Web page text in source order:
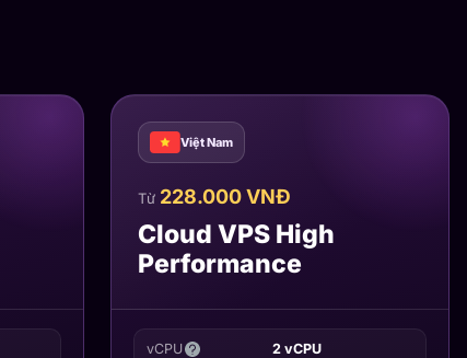
Việt Nam
Từ 228.000 VNĐ
Cloud VPS High
Performance
vCPU 2 vCPU